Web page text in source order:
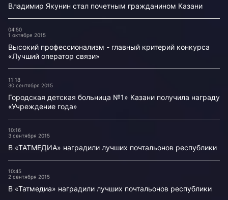
Владимир Якунин стал почетным гражданином Казани
04:50
1 октября 2015
Высокий профессионализм - главный критерий конкурса
«Лучший оператор связи»
11:18
30 сентября 2015
Городская детская больница №1» Казани получила награду
«Учреждение года»
10:16
3 сентября 2015
В «ТАТМЕДИА» наградили лучших почтальонов республики
10:45
2 сентября 2015
В «Татмедиа» наградили лучших почтальонов республики